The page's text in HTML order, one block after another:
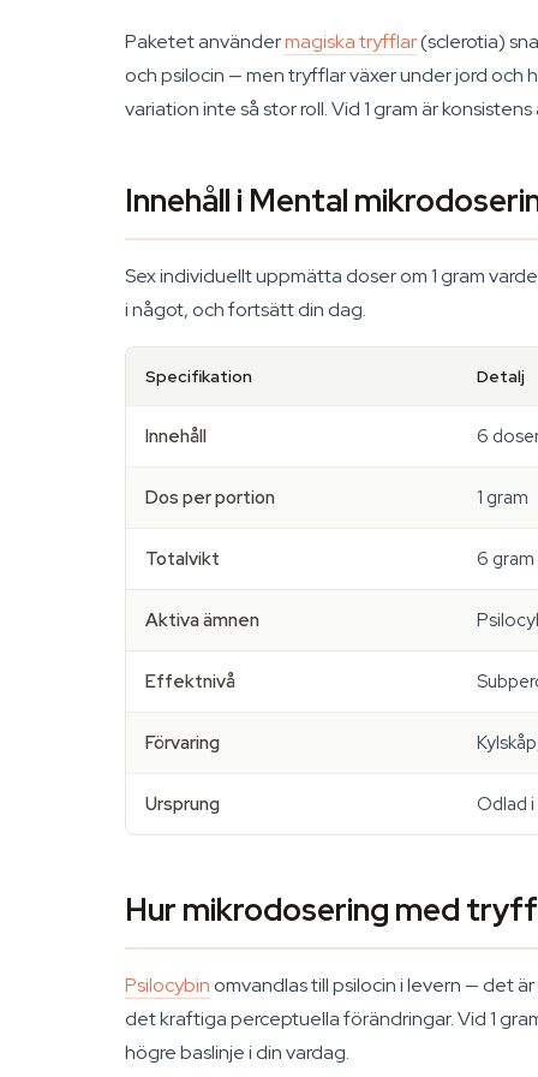
Paketet användermagiska tryfflar(sclerotia)
och psilocin — men tryfflar växer under jord och
variation inte så stor roll. Vid 1 gram är konsistens
Innehåll i Mental
Sex individuellt uppmätta doser om 1 gram
i något, och fortsätt din dag.
Specifikation Detalj
Innehåll 6
Dos per portion 1 gram
Totalvikt 6 gram
Aktiva ämnen
Effektnivå
Förvaring
Ursprung Odlad
Hur mikrodosering med
Psilocybin omvandlas till psilocin i levern — det
det kraftiga perceptuella förändringar. Vid 1
högre baslinje i din vardag.